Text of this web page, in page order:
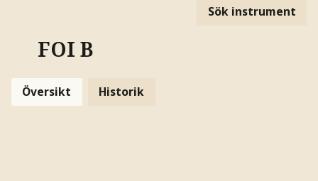
Sök instrument
FOI B
Översikt Historik